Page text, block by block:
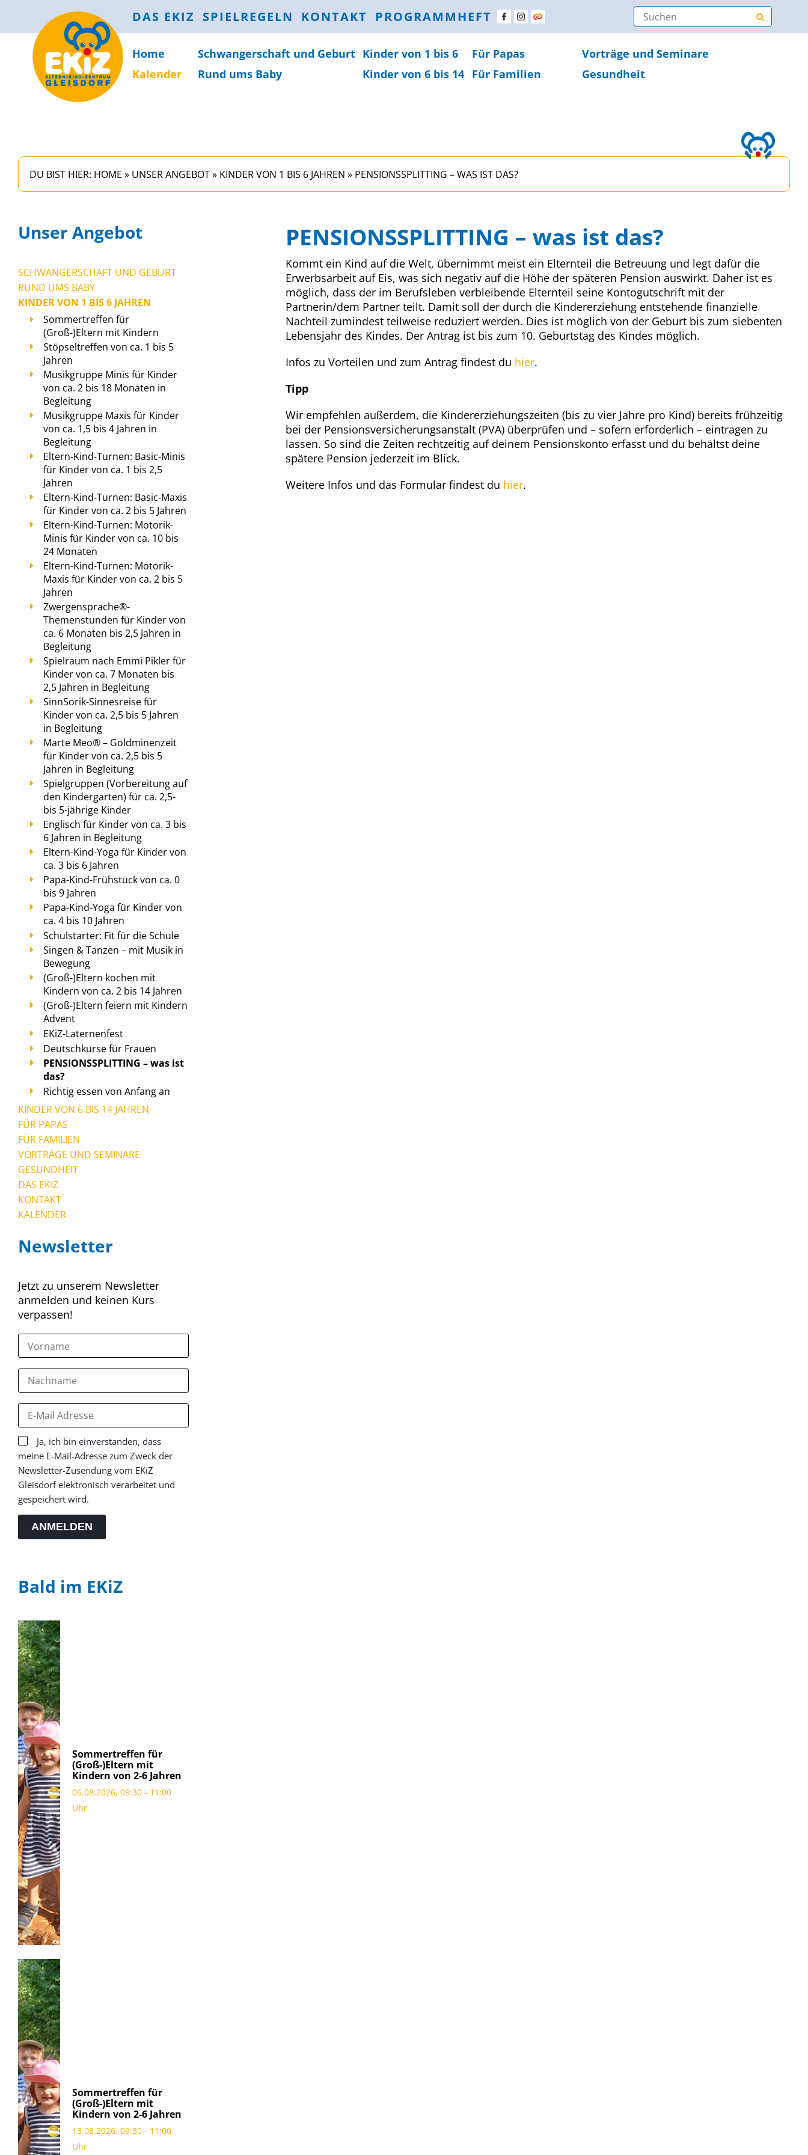
DAS EKIZ SPIELREGELN KONTAKT PROGRAMMHEFT
Home Schwanger­schaft und Geburt Kinder von 1 bis 6 Für Papas
Vorträge und Seminare
Kalender
Rund ums Baby Kinder von 6 bis 14 Für Familien Gesundheit
DU BIST HIER: HOME » UNSER ANGEBOT» KINDER VON 1 BIS 6 JAHREN » PENSIONSSPLITTING – WAS IST DAS?
Unser Angebot
SCHWANGERSCHAFT UND GEBURT
RUND UMS BABY
KINDER VON 1 BIS 6 JAHREN
Sommertreffen für
(Groß-)Eltern mit Kindern
Stöpseltreffen von ca. 1 bis 5
Jahren
Musikgruppe Minis für Kinder
von ca. 2 bis 18 Monaten in
Begleitung
Musikgruppe Maxis für Kinder
von ca. 1,5 bis 4 Jahren in
Begleitung
Eltern-Kind-Turnen: Basic-Minis
für Kinder von ca. 1 bis 2,5
Jahren
Eltern-Kind-Turnen: Basic-Maxis
für Kinder von ca. 2 bis 5 Jahren
Eltern-Kind-Turnen: Motorik-
Minis für Kinder von ca. 10 bis
24 Monaten
Eltern-Kind-Turnen: Motorik-
Maxis für Kinder von ca. 2 bis 5
Jahren
Zwergensprache®-
Themenstunden für Kinder von
ca. 6 Monaten bis 2,5 Jahren in
Begleitung
Spielraum nach Emmi Pikler für
Kinder von ca. 7 Monaten bis
2,5 Jahren in Begleitung
SinnSorik-Sinnesreise für
Kinder von ca. 2,5 bis 5 Jahren
in Begleitung
Marte Meo® – Goldminenzeit
für Kinder von ca. 2,5 bis 5
Jahren in Begleitung
Spielgruppen (Vorbereitung auf
den Kindergarten) für ca. 2,5-
bis 5-jährige Kinder
Englisch für Kinder von ca. 3 bis
6 Jahren in Begleitung
Eltern-Kind-Yoga für Kinder von
ca. 3 bis 6 Jahren
Papa-Kind-Frühstück von ca. 0
bis 9 Jahren
Papa-Kind-Yoga für Kinder von
ca. 4 bis 10 Jahren
Schulstarter: Fit für die Schule
Singen & Tanzen – mit Musik in
Bewegung
(Groß-)Eltern kochen mit
Kindern von ca. 2 bis 14 Jahren
(Groß-)Eltern feiern mit Kindern
Advent
EKiZ-Laternenfest
Deutschkurse für Frauen
PENSIONSSPLITTING – was ist
das?
Richtig essen von Anfang an
KINDER VON 6 BIS 14 JAHREN
FÜR PAPAS
FÜR FAMILIEN
VORTRÄGE UND SEMINARE
GESUNDHEIT
DAS EKIZ
KONTAKT
KALENDER
Newsletter
Jetzt zu unserem Newsletter
anmelden und keinen Kurs
verpassen!
Ja, ich bin einverstanden, dass
meine E-Mail-Adresse zum Zweck der
Newsletter-Zusendung vom EKiZ
Gleisdorf elektronisch verarbeitet und
gespeichert wird.
ANMELDEN
Bald im EKiZ
Sommertreffen für
(Groß-)Eltern mit
Kindern von 2-6 Jahren
06.08.2026, 09:30 - 11:00
Uhr
Sommertreffen für
(Groß-)Eltern mit
Kindern von 2-6 Jahren
13.08.2026, 09:30 - 11:00
Uhr
PENSIONSSPLITTING – was ist das?
Kommt ein Kind auf die Welt, übernimmt meist ein Elternteil die Betreuung und legt dafür die
Erwerbsarbeit auf Eis, was sich negativ auf die Höhe der späteren Pension auswirkt. Daher ist es
möglich, dass der im Berufsleben verbleibende Elternteil seine Kontogutschrift mit der
Partnerin/dem Partner teilt. Damit soll der durch die Kindererziehung entstehende finanzielle
Nachteil zumindest teilweise reduziert werden. Dies ist möglich von der Geburt bis zum siebenten
Lebensjahr des Kindes. Der Antrag ist bis zum 10. Geburtstag des Kindes möglich.
Infos zu Vorteilen und zum Antrag findest du hier.
Tipp
Wir empfehlen außerdem, die Kindererziehungszeiten (bis zu vier Jahre pro Kind) bereits frühzeitig
bei der Pensionsversicherungsanstalt (PVA) überprüfen und – sofern erforderlich – eintragen zu
lassen. So sind die Zeiten rechtzeitig auf deinem Pensionskonto erfasst und du behältst deine
spätere Pension jederzeit im Blick.
Weitere Infos und das Formular findest du hier.